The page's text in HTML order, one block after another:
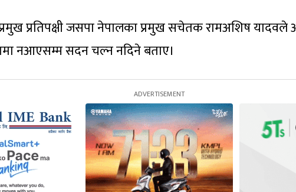
प्रतिपक्षी जसपा नेपालका प्रमुख सचेतक रामअशिष यादवले
नआएसम्म सदन चल्न नदिने बताए।